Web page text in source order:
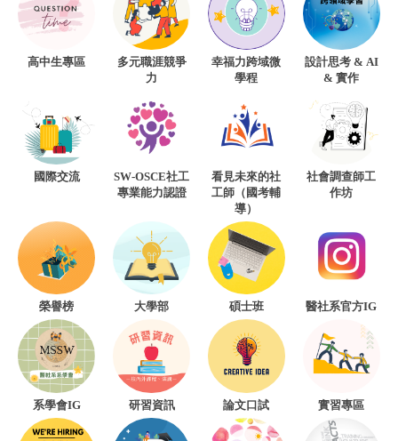
高中生專區
多元職涯競爭
力
幸福力跨域微
學程
設計思考 & AI
& 實作
國際交流
SW-OSCE社工
專業能力認證
看見未來的社
工師（國考輔
導）
社會調查師工
作坊
榮譽榜 大學部 碩士班 醫社系官方IG
系學會IG 研習資訊 論文口試 實習專區